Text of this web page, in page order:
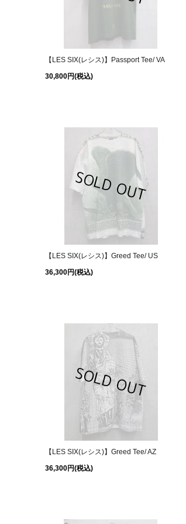
【LES SIX(レシス)】Passport Tee/ VA
30,800円(税込)
【LES SIX(レシス)】Greed Tee/ US
36,300円(税込)
【LES SIX(レシス)】Greed Tee/ AZ
36,300円(税込)